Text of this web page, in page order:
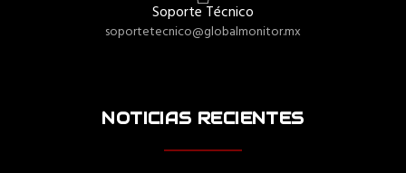
Soporte Técnico
soportetecnico@globalmonitor.mx
NOTICIAS RECIENTES